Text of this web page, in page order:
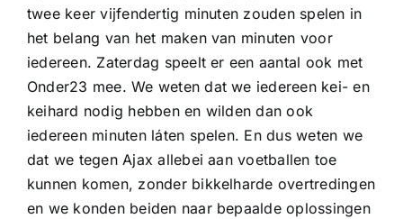
twee keer vijfendertig minuten zouden spelen in
het belang van het maken van minuten voor
iedereen. Zaterdag speelt er een aantal ook met
Onder23 mee. We weten dat we iedereen kei- en
keihard nodig hebben en wilden dan ook
iedereen minuten láten spelen. En dus weten we
dat we tegen Ajax allebei aan voetballen toe
kunnen komen, zonder bikkelharde overtredingen
en we konden beiden naar bepaalde oplossingen